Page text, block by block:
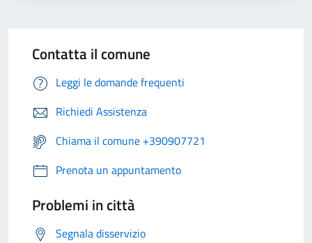
Contatta il comune
Leggi le domande frequenti
Richiedi Assistenza
Chiama il comune +390907721
Prenota un appuntamento
Problemi in città
Segnala disservizio